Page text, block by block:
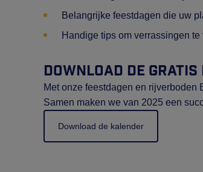
Belangrijke feestdagen die uw
Handige tips om verrassingen te
Download de
Met onze feestdagen en rijverboden
Samen maken we van 2025 een
Download de kalender